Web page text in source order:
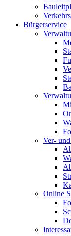
Bürgerservice
Ver-
Online